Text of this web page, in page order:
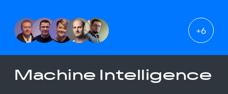
+6
Machine Intelligence